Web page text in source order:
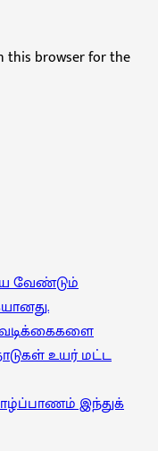
this browser for the
வேண்டும்
உயர் மட்ட
இந்துக்